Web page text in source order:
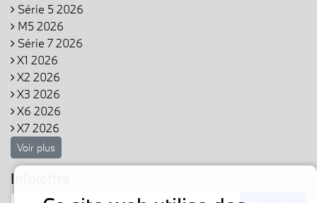
Série 5 2026
M5 2026
Série 7 2026
X1 2026
X2 2026
X3 2026
X6 2026
X7 2026
Voir plus
Infolettre